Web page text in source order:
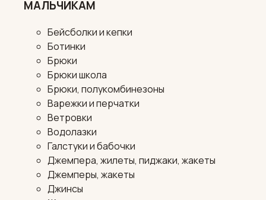
МАЛЬЧИКАМ
Бейсболки и кепки
Ботинки
Брюки
Брюки школа
Брюки, полукомбинезоны
Варежки и перчатки
Ветровки
Водолазки
Галстуки и бабочки
Джемпера, жилеты, пиджаки, жакеты
Джемперы, жакеты
Джинсы